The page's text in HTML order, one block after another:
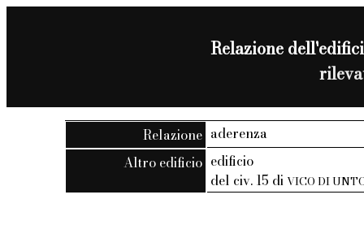
Relazione
Relazione aderenza
Altro edificio edificio
del civ. 15 diVICO DI